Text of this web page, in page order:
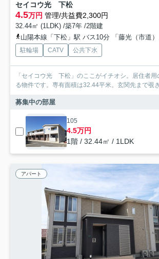
セイコウ光 下松
4.5万円 管理/共益費2,300円
32.44㎡ (1LDK) /築7年 /2階建
山陽本線「下松」駅 バス10分 「藤光（市道
駐輪場 CATV 公共下水
「セイコウ光 下松」のここがイチオシ。居住者
る物件です。専有面積は32.44平米。玄関先まで覗
募集中の部屋
105
4.5万円
1階 / 32.44㎡ / 1LDK
アパート